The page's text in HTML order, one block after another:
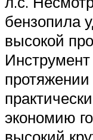
бензопила
высокой
протяжении
экономию